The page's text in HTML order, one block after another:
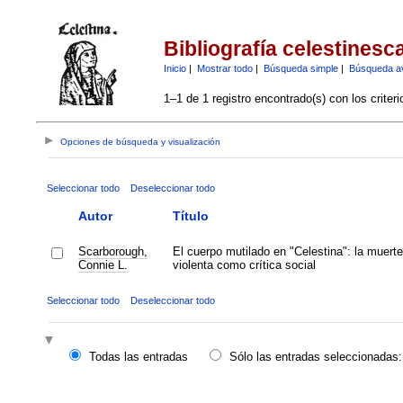
Bibliografía
Inicio| Mostrar todo| Búsqueda simple| Búsqueda
1–1 de 1 registro encontrado(s) con los
Opciones de búsqueda y visualización
Seleccionar todo Deseleccionar todo
Autor Título
Scarborough,
Connie L.
El cuerpo mutilado en "Celestina": la muerte
violenta como crítica social
Seleccionar todo Deseleccionar todo
Todas las entradas
Sólo las entradas seleccionadas: